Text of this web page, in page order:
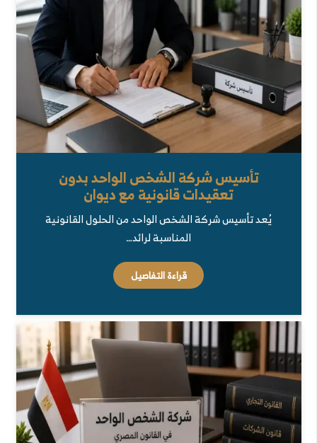
تأسيس شركة الشخص الواحد بدون
تعقيدات قانونية مع ديوان
يُعد تأسيس شركة الشخص الواحد من الحلول القانونية
المناسبة لرائد…
قراءة التفاصيل